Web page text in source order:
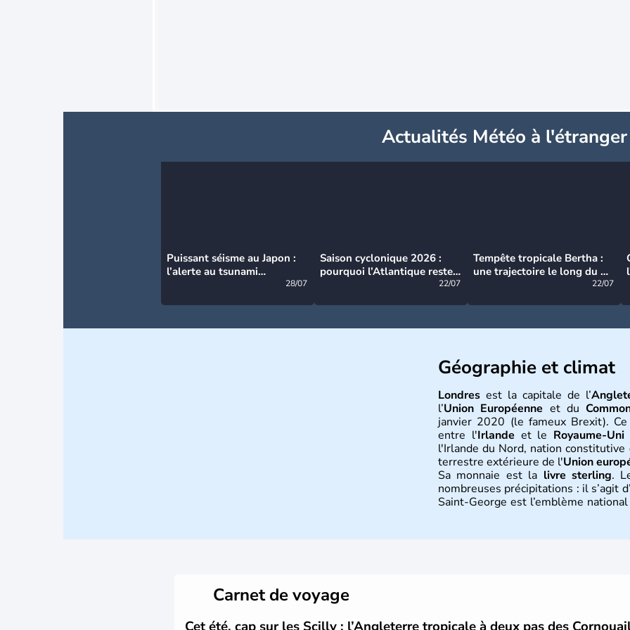
Actualités Météo à l'étranger
Puissant séisme au Japon :
l’alerte au tsunami
28/07
Saison cyclonique 2026 :
pourquoi l’Atlantique reste
22/07
Tempête tropicale Bertha :
une trajectoire le long du du
22/07
Géographie et climat
Londres est la capitale de l’
l’Union Européenne et du
janvier 2020 (le fameux Brexit).
entre l'Irlande et le Royaume-Uni
l'Irlande du Nord, nation
terrestre extérieure de l'Union
Sa monnaie est la livre sterling.
nombreuses précipitations : il s’agit
Saint-George est l’emblème
Première démocratie parlementaire
Carnet de voyage